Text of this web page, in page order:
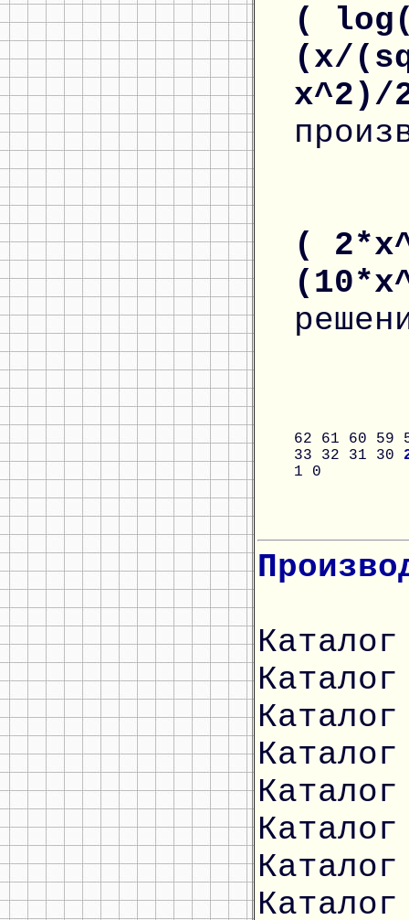
(
(x/
(
62 61 60 59
33
32 31 30
1
0